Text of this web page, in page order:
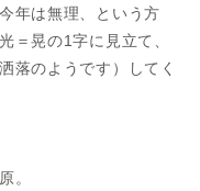
年は無理、という方
＝晃の1字に見立て、
落のようです）してく
。